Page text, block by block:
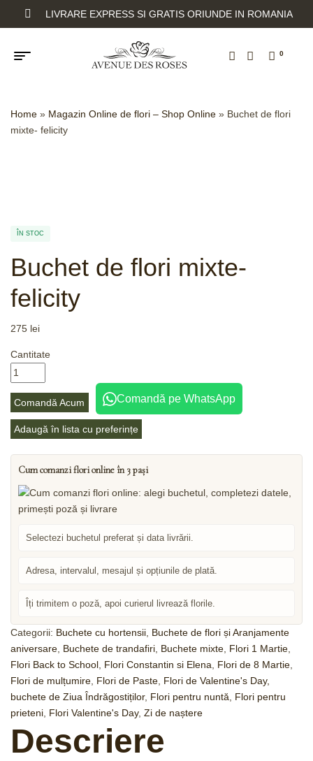
LIVRARE EXPRESS SI GRATIS ORIUNDE IN ROMANIA
0
Home » Magazin Online de flori – Shop Online » Buchet de flori
mixte- felicity
ÎN STOC
Buchet de flori mixte-
felicity
275 lei
Cantitate
Comandă Acum Comandă pe WhatsApp
Adaugă în lista cu preferințe
Cum comanzi flori online în 3 pași
Selectezi buchetul preferat și data livrării.
Adresa, intervalul, mesajul și opțiunile de plată.
Îți trimitem o poză, apoi curierul livrează florile.
Categorii: Buchete cu hortensii Buchete de flori și Aranjamente
aniversare Buchete de trandafiri Buchete mixte Flori 1 Martie
Flori Back to School Flori Constantin si Elena Flori de 8 Martie
Flori de mulțumire Flori de Paste Flori de Valentine's Day,
buchete de Ziua Îndrăgostiților, Flori pentru nuntă
Flori pentru
prieteni Flori Valentine's Day, Zi de naștere
Descriere